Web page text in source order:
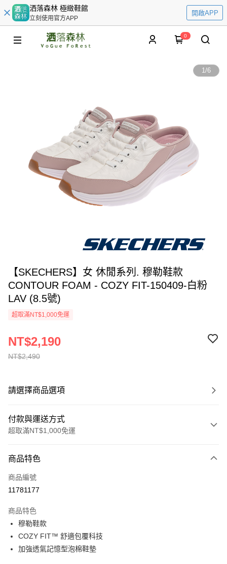
洒落森林 極緻鞋館
立刻使用官方APP
開啟APP
0
1/6
【SKECHERS】女 休閒系列. 穆勒鞋款
CONTOUR FOAM - COZY FIT-150409-白粉
LAV (8.5號)
超取滿NT$1,000免運
NT$2,490
NT$2,190
請選擇商品選項
付款與運送方式
超取滿NT$1,000免運
信用卡一次付款
超商取貨付款
運送方式
全家取貨付款
每筆NT$60，滿NT$1,000(含以上)免運費
商品特色
商品編號
11781177
商品特色
穆勒鞋款
COZY FIT™ 舒適包覆科技
加強透氣記憶型泡棉鞋墊